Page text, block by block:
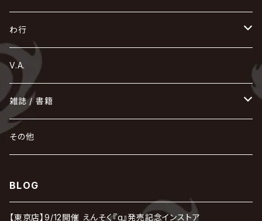
Acid Black Cherry
Ashmaze.
甘い暴力
天照
色々な十字架
168 / 葵-168-
the GazettE
GOTCHAROCKA
KAMIJO
cali≠gari
河村隆一
KIRITO / キリト
己龍
GREN / グレン
黒夢
CONTRASTZ
XANVALA
Sick²
ジグソウ
シド
JAKIGAN MEISTER
Chanty
sukekiyo
SCAPEGOAT
SPLENDID GOD GIRAFFE
SLAPSLY / CHIYU
ZOMBIE / ぞんび
DADAROMA
逹瑯
DAVID / SUI / 縁
DARRELL
DIAURA
DaizyStripper
D'ESPAIRSRAY
Develop One's Faculties
DEXCORE
東京花嫁
Tourbillon
Dawnman
DOG inthePWO
NETH PRIERE CAIN
NEVERLAND
の
NoGoD
NOCTURNAL BLOODLUST
BugLug
HAZUKI / 葉月
花見桜こうき
薔薇の宮殿
BAROQUE
美炎-BIEN-
HIZAKI
vistlip
ヒッチコック
HIDE-ZOU
Far East Dizain
Fatüm
FANTASTIC◇CIRCUS
FEST VAINQUEUR
へ
BabyKingdom
THE BEETHOVEN
PENICILLIN
ほ
POIDOL
HOLLOWGRAM
MAO / マオ from SID
マガツノート
machine
Magistina Saga
マツタケワークス
未完成アリス
ミスイ
mitsu
MIMIZUQ
む
MUCC / ムック
め
メトロノーム
MERRY / メリー
も
THE MORTAL
最上川司
ヤミテラ / 外道反逆者ヤミテラ
ゆ
YUKIYA / 藤田幸也
ユナイト
よ
ら
rice
Rides In ReVellion
Raphael
り
Leetspeak monsters
Ricky
る
Ruiza
LUNA SEA
れ
the Raid.
わ行
わ
wyse
我が為
V.A.
雑誌 / 書籍
hévn
その他
BLOG
【東京店】9/12開催 えんそく『q』発売記念インストア